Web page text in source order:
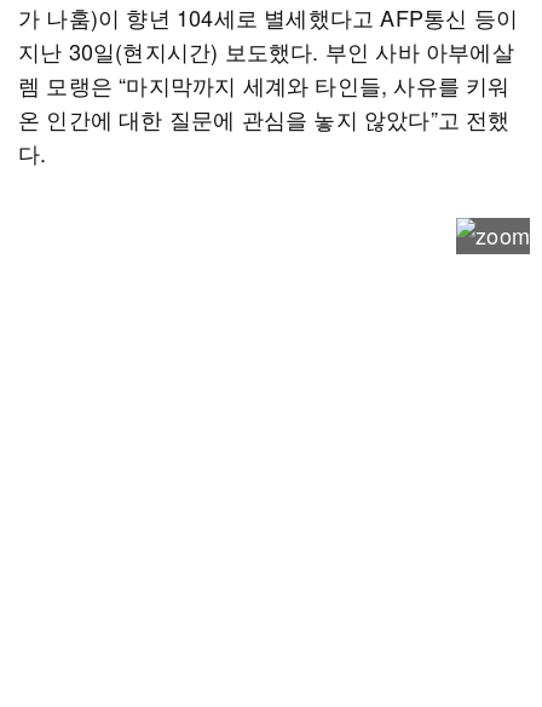
가 나훔)이 향년 104세로 별세했다고 AFP통신 등이
지난 30일(현지시간) 보도했다. 부인 사바 아부에살
렘 모랭은 “마지막까지 세계와 타인들, 사유를 키워
온 인간에 대한 질문에 관심을 놓지 않았다”고 전했
다.